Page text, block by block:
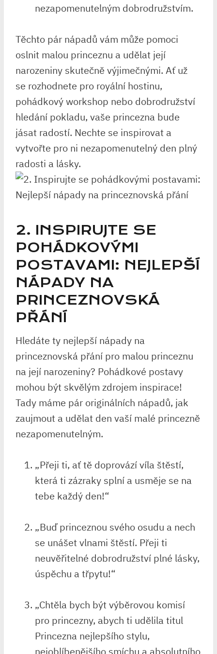
nezapomenutelným dobrodružstvím.
Těchto pár nápadů vám může pomoci⁢
oslnit malou princeznu a udělat její
‍narozeniny⁣ skutečně⁣ výjimečnými. Ať ‌už
se rozhodnete pro royální hostinu,
pohádkový workshop nebo dobrodružství
hledání pokladu,⁣ vaše princezna bude
jásat⁤ radostí. Nechte se inspirovat a
vytvořte pro ni ​nezapomenutelný‌ den plný⁤
radosti a‍ lásky.
2.‌ INSPIRUJTE SE
POHÁDKOVÝMI
‌POSTAVAMI: NEJLEPŠÍ
NÁPADY NA
PRINCEZNOVSKÁ
PŘÁNÍ
Hledáte ty nejlepší nápady na
‌princeznovská přání pro malou princeznu
na ​její narozeniny?⁢ Pohádkové postavy
mohou být skvělým zdrojem inspirace!
Tady máme pár originálních nápadů, ⁢jak
zaujmout a udělat den vaší malé ​princezně
nezapomenutelným.
„Přeji ti, ať tě ⁣doprovází víla štěstí,
která ti zázraky ‌splní a usměje ‌se na
tebe každý den!“
„Buď princeznou svého osudu a nech
se ⁤unášet vlnami štěstí. Přeji ti
neuvěřitelné dobrodružství​ plné lásky,​
úspěchu a třpytu!“
„Chtěla ​bych být výběrovou komisí
pro ​princezny, abych ti udělila titul
Princezna nejlepšího stylu,
nejoblíbenějšího smíchu a absolutního